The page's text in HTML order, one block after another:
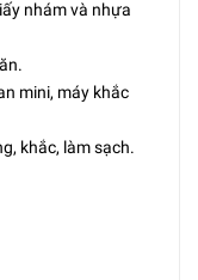
nhám và nhựa
mini, máy khắc
khắc, làm sạch.